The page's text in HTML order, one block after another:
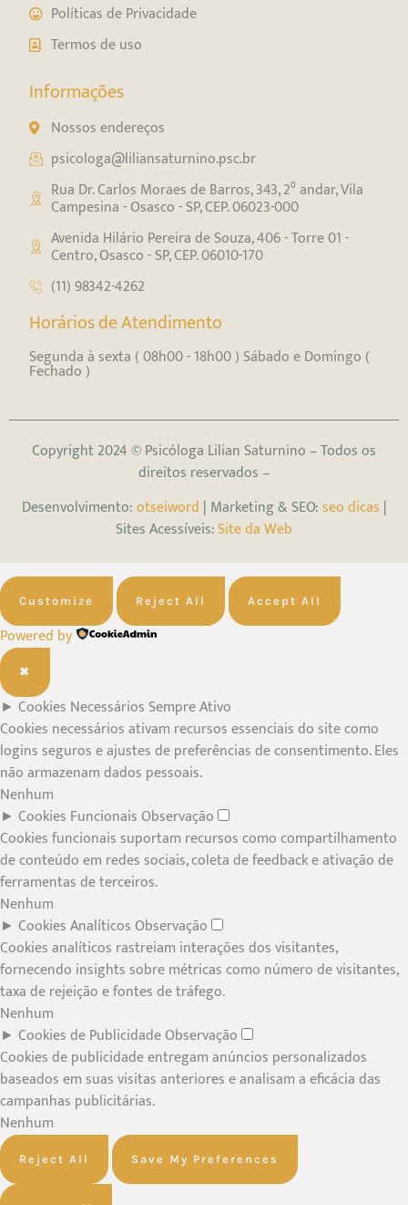
Políticas de Privacidade
Termos de uso
Informações
Nossos endereços
psicologa@liliansaturnino.psc.br
Rua Dr. Carlos Moraes de Barros, 343, 2⁰ andar, Vila
Campesina - Osasco - SP, CEP. 06023-000
Avenida Hilário Pereira de Souza, 406 - Torre 01 -
Centro, Osasco - SP, CEP. 06010-170
(11) 98342-4262
Horários de Atendimento
Segunda à sexta ( 08h00 - 18h00 ) Sábado e Domingo (
Fechado )
Copyright 2024 ©Psicóloga Lilian Saturnino – Todos os
direitos reservados –
Desenvolvimento:otseiword | Marketing & SEO:seo dicas |
Sites Acessíveis:Site da Web
Customize Reject All Accept All
Powered by
✖
► Cookies NecessáriosSempre Ativo
Cookies necessários ativam recursos essenciais do site como
logins seguros e ajustes de preferências de consentimento. Eles
não armazenam dados pessoais.
Nenhum
► Cookies FuncionaisObservação
Cookies funcionais suportam recursos como compartilhamento
de conteúdo em redes sociais, coleta de feedback e ativação de
ferramentas de terceiros.
Nenhum
► Cookies AnalíticosObservação
Cookies analíticos rastreiam interações dos visitantes,
fornecendo insights sobre métricas como número de visitantes,
taxa de rejeição e fontes de tráfego.
Nenhum
► Cookies de PublicidadeObservação
Cookies de publicidade entregam anúncios personalizados
baseados em suas visitas anteriores e analisam a eficácia das
campanhas publicitárias.
Nenhum
Reject All Save My Preferences